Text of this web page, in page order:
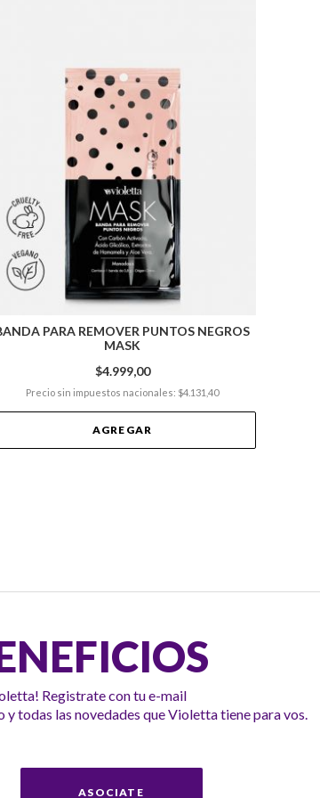
PARA REMOVER PUNTOS NEGROS
MASK
$4.999,00
Precio sin impuestos nacionales: $4.131,40
AGREGAR
Registrate con tu e-mail
todas las novedades que Violetta tiene para vos.
ASOCIATE